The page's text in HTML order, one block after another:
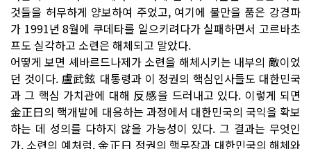
것들을 허무하게 양보하여 주었고, 여기에 불만을 품은 강경파
가 1991년 8월에 쿠데타를 일으키려다가 실패하면서 고르바초
프도 실각하고 소련은 해체되고 말았다.
어떻게 보면 셰바르드나제가 소련을 해체시키는 내부의 敵이었
던 것이다. 盧武鉉 대통령과 이 정권의 핵심인사들도 대한민국
과 그 핵심 가치관에 대해 反感을 드러내고 있다. 이렇게 되면
金正日의 핵개발에 대응하는 과정에서 대한민국의 국익을 확보
하는 데 성의를 다하지 않을 가능성이 있다. 그 결과는 무엇인
가. 소련의 예처럼, 金正日 정권의 핵무장과 대한민국의 해체와